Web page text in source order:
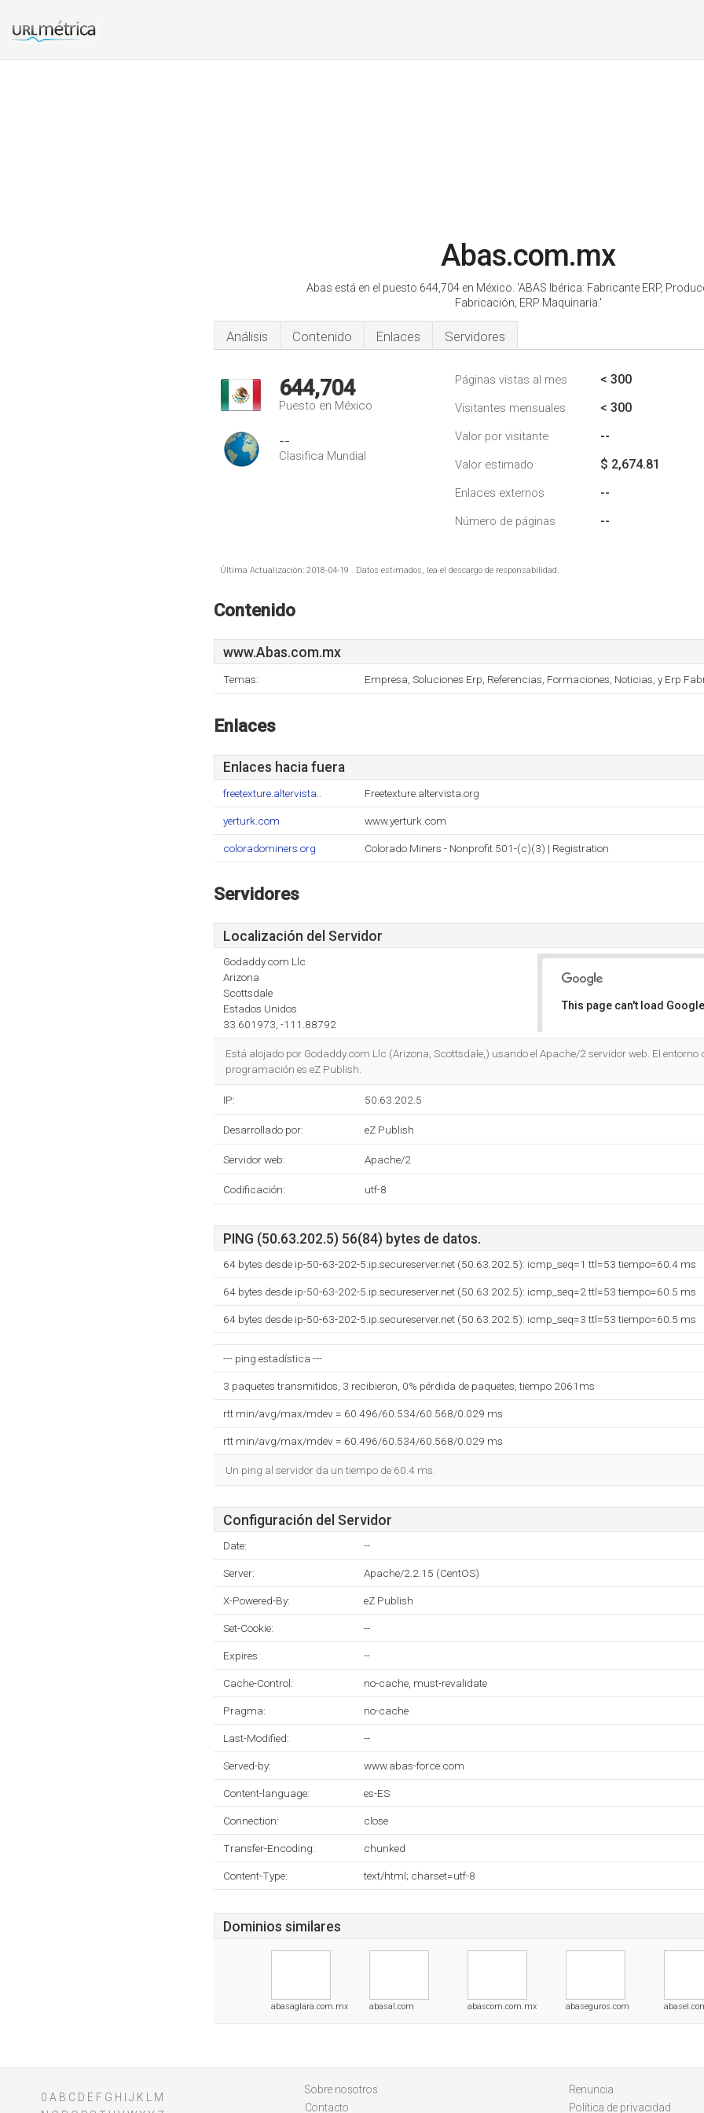
Abas.com.mx
Abas está en el puesto 644,704 en México. 'ABAS Ibérica: Fabricante ERP,
Fabricación, ERP Maquinaria.'
Análisis Contenido Enlaces Servidores
644,704
Puesto en México
--
Clasifica Mundial
Páginas vistas al mes < 300
Visitantes mensuales < 300
Valor por visitante --
Valor estimado $ 2,674.81
Enlaces externos --
Número de páginas --
Última Actualización: 2018-04-19 . Datos estimados, lea el descargo de responsabilidad.
Contenido
www.Abas.com.mx
Temas: Empresa, Soluciones Erp, Referencias, Formaciones, Noticias, y Erp
Enlaces
Enlaces hacia fuera
freetexture.altervista.. Freetexture.altervista.org
yerturk.com www.yerturk.com
coloradominers.org Colorado Miners - Nonprofit 501-(c)(3) | Registration
Servidores
Localización del Servidor
Godaddy.com Llc
Arizona
Scottsdale
Estados Unidos
33.601973, -111.88792
This page can't load
Está alojado por Godaddy.com Llc (Arizona, Scottsdale,) usando el Apache/2 servidor web. El entorno
programación es eZ Publish.
IP: 50.63.202.5
Desarrollado por: eZ Publish
Servidor web: Apache/2
Codificación: utf-8
PING (50.63.202.5) 56(84) bytes de datos.
64 bytes desde ip-50-63-202-5.ip.secureserver.net (50.63.202.5): icmp_seq=1 ttl=53 tiempo=60.4 ms
64 bytes desde ip-50-63-202-5.ip.secureserver.net (50.63.202.5): icmp_seq=2 ttl=53 tiempo=60.5 ms
64 bytes desde ip-50-63-202-5.ip.secureserver.net (50.63.202.5): icmp_seq=3 ttl=53 tiempo=60.5 ms
--- ping estadística ---
3 paquetes transmitidos, 3 recibieron, 0% pérdida de paquetes, tiempo 2061ms
rtt min/avg/max/mdev = 60.496/60.534/60.568/0.029 ms
rtt min/avg/max/mdev = 60.496/60.534/60.568/0.029 ms
Un ping al servidor da un tiempo de 60.4 ms.
Configuración del Servidor
Date: --
Server: Apache/2.2.15 (CentOS)
X-Powered-By: eZ Publish
Set-Cookie: --
Expires: --
Cache-Control: no-cache, must-revalidate
Pragma: no-cache
Last-Modified: --
Served-by: www.abas-force.com
Content-language: es-ES
Connection: close
Transfer-Encoding: chunked
Content-Type: text/html; charset=utf-8
Dominios similares
abasaglara.com.mx abasal.com abascom.com.mx abaseguros.com
0 A B C D E F G H J K
M
Sobre nosotros
Contacto
Renuncia
Política de privacidad